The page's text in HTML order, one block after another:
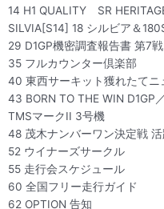
14 H1 QUALITY SR
SILVIA[S14] 18 シルビア＆
29 D1GP機密調査報告書 第7
35 フルカウンター倶楽部
40 東西サーキット獲れたてニ
43 BORN TO THE WIN D1GP
TMSマークII 3号機
48 茂木ナンバーワン決定戦
52 ウイナーズサークル
55 走行会スケジュール
60 全国フリー走行ガイド
62 OPTION 告知